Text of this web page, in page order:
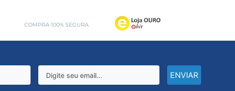
COMPRA 100% SEGURA
ENVIAR